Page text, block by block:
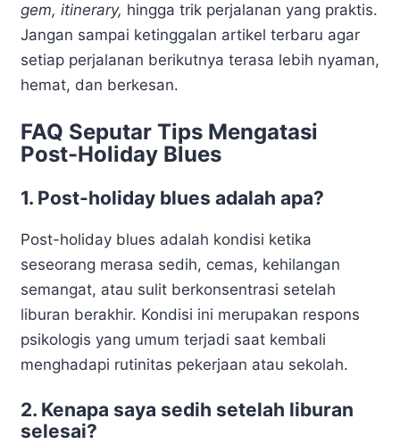
gem, itinerary, hingga trik perjalanan yang praktis.
Jangan sampai ketinggalan artikel terbaru agar
setiap perjalanan berikutnya terasa lebih nyaman,
hemat, dan berkesan.
FAQ Seputar Tips Mengatasi
Post-Holiday Blues
1. Post-holiday blues adalah apa?
Post-holiday blues adalah kondisi ketika
seseorang merasa sedih, cemas, kehilangan
semangat, atau sulit berkonsentrasi setelah
liburan berakhir. Kondisi ini merupakan respons
psikologis yang umum terjadi saat kembali
menghadapi rutinitas pekerjaan atau sekolah.
2. Kenapa saya sedih setelah liburan
selesai?